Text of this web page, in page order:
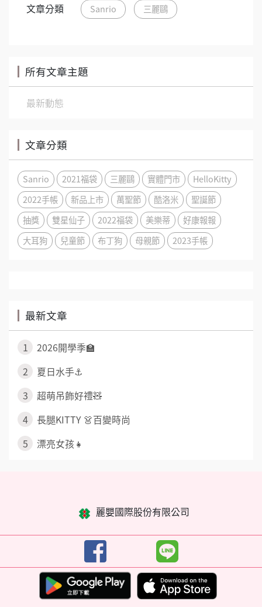
文章分類 Sanrio 三麗鷗
所有文章主題
最新動態
文章分類
Sanrio 2021福袋 三麗鷗 實體門市
HelloKitty
2022手帳
新品上市 萬聖節 酷洛米
聖誕節
抽獎
雙星仙子 2022福袋 美樂蒂
好康報報
大耳狗
兒童節 布丁狗 母親節 2023手帳
最新文章
1
2026開學季🏫
2
夏日水手⚓
3
超萌吊飾好禮🧸
4
長腿KITTY 👗百變時尚
5
漂亮女孩👧
麗嬰國際股份有限公司